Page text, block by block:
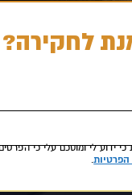
הפרטיות.